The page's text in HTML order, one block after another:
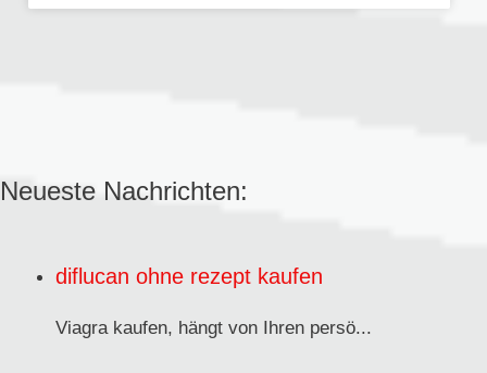
Neueste Nachrichten:
diflucan ohne rezept kaufen
Viagra kaufen, hängt von Ihren persö...